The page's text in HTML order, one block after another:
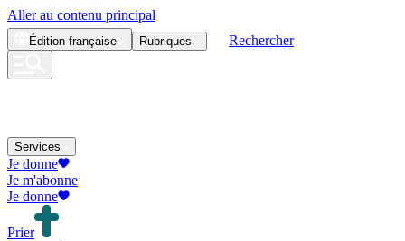
Aller au contenu principal
Édition française Rubriques Rechercher
Services
Je donne
Je m'abonne
Je donne
Prier